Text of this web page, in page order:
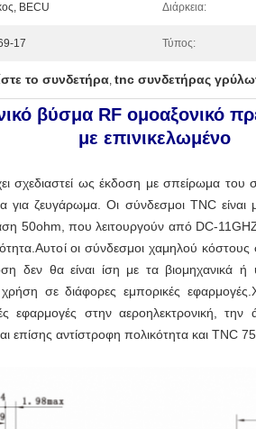
BECU Διάρκεια:
17 Τύπος:
το συνδετήρα, tnc συνδετήρας
βύσμα RF ομοαξονικό
με επινικελωμένο
σχεδιαστεί ως έκδοση με σπείρωμα
για ζευγάρωμα. Οι σύνδεσμοι TNC είναι
50ohm, που λειτουργούν από DC-
οι σύνδεσμοι χαμηλού
δεν θα είναι ίση με τα βιομηχανικά ή
χρήση σε διάφορες εμπορικές
εφαρμογές στην αεροηλεκτρονική, την
επίσης αντίστροφη πολικότητα και TNC